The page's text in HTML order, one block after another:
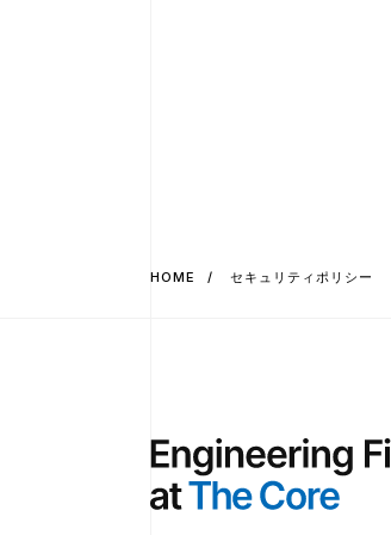
HOME セキュリティポリシー